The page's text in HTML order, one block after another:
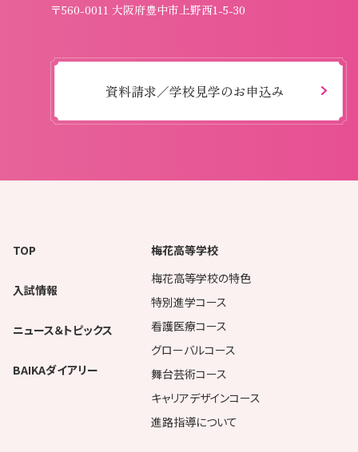
〒560-0011 大阪府豊中市上野西1-5-30
資料請求／学校見学のお申込み
TOP
入試情報
ニュース＆トピックス
BAIKAダイアリー
梅花高等学校
梅花高等学校の特色
特別進学コース
看護医療コース
グローバルコース
舞台芸術コース
キャリアデザインコース
進路指導について